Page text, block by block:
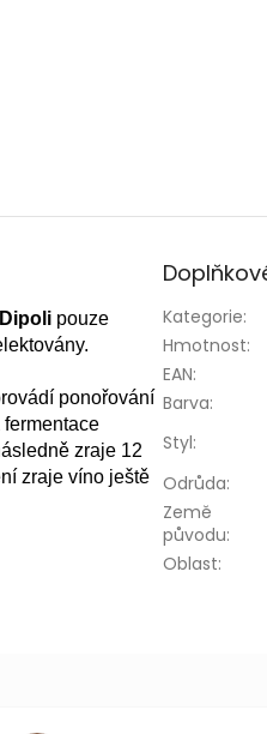
pouze
ponořování
zraje 12
zraje víno ještě
Kategorie:
Hmotnost:
EAN:
Barva:
Styl:
Odrůda:
Země
původu:
Oblast: